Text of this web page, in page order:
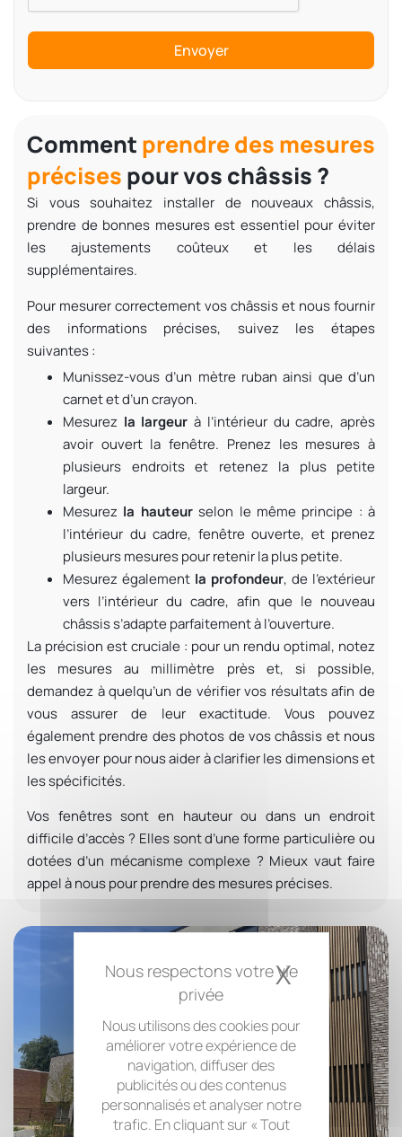
Nous utilisons des cookies pour
améliorer votre expérience de
navigation, diffuser des
publicités ou des contenus
personnalisés et analyser notre
trafic. En cliquant sur « Tout
X
Envoyer
Comment prendre des mesures
précises pour vos châssis ?
Si vous souhaitez installer de nouveaux châssis,
prendre de bonnes mesuresest essentiel pour éviter
les ajustements coûteux et les délais
supplémentaires.
Pour mesurer correctement vos châssis et nous fournir
des informations précises, suivez les étapes
suivantes:
Munissez-vous d’un mètre ruban ainsi que d’un
carnet et d’un crayon.
Mesurez la largeur à l’intérieur du cadre, après
avoir ouvert la fenêtre. Prenez les mesures à
plusieurs endroits et retenez la plus petite
largeur.
Mesurez la hauteurselon le même principe : à
l’intérieur du cadre, fenêtre ouverte, et prenez
plusieurs mesures pour retenir la plus petite.
Mesurez également la profondeur, de l’extérieur
vers l’intérieur du cadre, afin que le nouveau
châssis s’adapte parfaitement à l’ouverture.
La précision est cruciale : pour un rendu optimal, notez
les mesuresau millimètre prèset, si possible,
demandez à quelqu’un de vérifier vos résultats afin de
vous assurer de leur exactitude. Vous pouvez
également prendre des photos de vos châssis et nous
les envoyer pour nous aider àclarifier les dimensions et
les spécificités.
Vos fenêtres sont en hauteur ou dans un endroit
difficile d’accès ? Elles sont d’une forme particulière ou
dotées d’un mécanisme complexe ? Mieux vaut faire
appel à nous pour prendre desmesures précises.